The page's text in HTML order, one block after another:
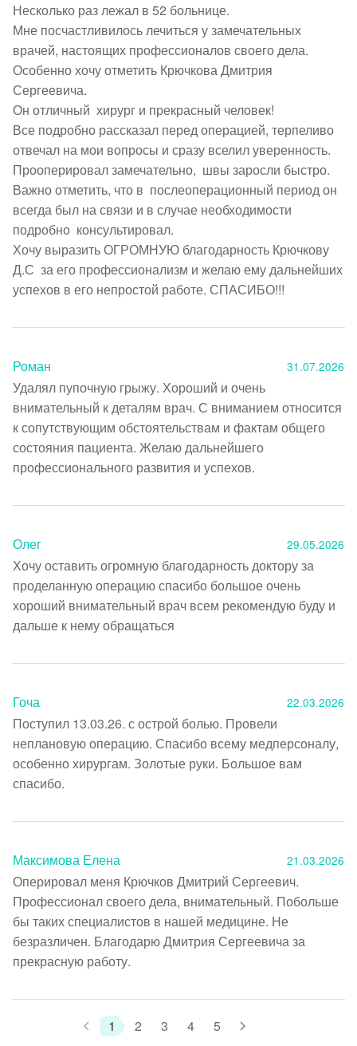
Несколько раз лежал в 52 больнице.
Мне посчастливилось лечиться у замечательных
врачей, настоящих профессионалов своего дела.
Особенно хочу отметить Крючкова Дмитрия
Сергеевича.
Он отличный  хирург и прекрасный человек!
Все подробно рассказал перед операцией, терпеливо
отвечал на мои вопросы и сразу вселил уверенность.
Прооперировал замечательно,  швы заросли быстро.
Важно отметить, что в  послеоперационный период он
всегда был на связи и в случае необходимости
подробно  консультировал.
Хочу выразить ОГРОМНУЮ благодарность Крючкову
Д.С  за его профессионализм и желаю ему дальнейших
успехов в его непростой работе. СПАСИБО!!!
Роман 31.07.2026
Удалял пупочную грыжу. Хороший и очень
внимательный к деталям врач. С вниманием относится
к сопутствующим обстоятельствам и фактам общего
состояния пациента. Желаю дальнейшего
профессионального развития и успехов.
Олег 29.05.2026
Хочу оставить огромную благодарность доктору за
проделанную операцию спасибо большое очень
хороший внимательный врач всем рекомендую буду и
дальше к нему обращаться
Гоча 22.03.2026
Поступил 13.03.26. с острой болью. Провели
неплановую операцию. Спасибо всему медперсоналу,
особенно хирургам. Золотые руки. Большое вам
спасибо.
Максимова Елена 21.03.2026
Оперировал меня Крючков Дмитрий Сергеевич.
Профессионал своего дела, внимательный. Побольше
бы таких специалистов в нашей медицине. Не
безразличен. Благодарю Дмитрия Сергеевича за
прекрасную работу.
1 2 3 4 5